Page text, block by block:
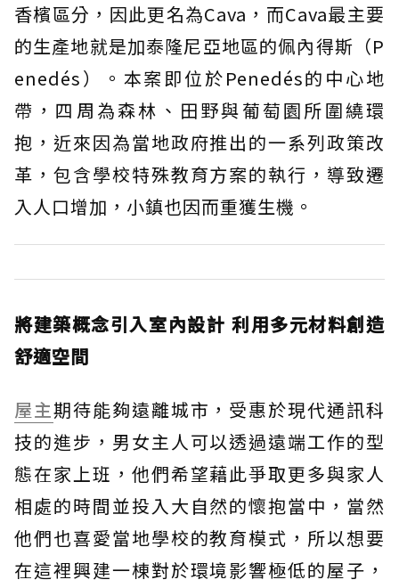
香檳區分，因此更名為Cava，而Cava最主要
的生產地就是加泰隆尼亞地區的佩內得斯（P
enedés）。本案即位於Penedés的中心地
帶，四周為森林、田野與葡萄園所圍繞環
抱，近來因為當地政府推出的一系列政策改
革，包含學校特殊教育方案的執行，導致遷
入人口增加，小鎮也因而重獲生機。
將建築概念引入室內設計 利用多元材料創造
舒適空間
屋主期待能夠遠離城市，受惠於現代通訊科
技的進步，男女主人可以透過遠端工作的型
態在家上班，他們希望藉此爭取更多與家人
相處的時間並投入大自然的懷抱當中，當然
他們也喜愛當地學校的教育模式，所以想要
在這裡興建一棟對於環境影響極低的屋子，